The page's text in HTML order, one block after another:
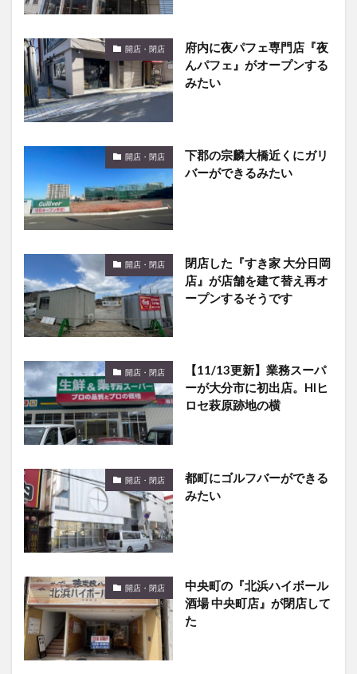
開店・閉店
府内に夜パフェ専門店『夜
んパフェ』がオープンする
みたい
開店・閉店
下郡の宗麟大橋近くにガリ
バーができるみたい
開店・閉店
閉店した『すき家 大分日岡
店』が店舗を建て替え再オ
ープンするそうです
開店・閉店
【11/13更新】業務スーパ
ーが大分市に初出店。HIヒ
ロセ萩原跡地の横
開店・閉店
都町にゴルフバーができる
みたい
開店・閉店
中央町の『北浜ハイボール
酒場 中央町店』が閉店して
た